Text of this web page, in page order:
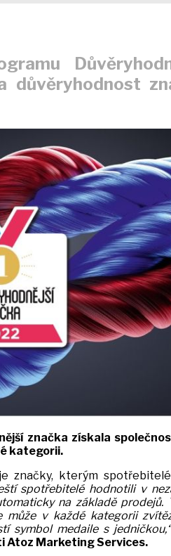
důvěryhodnost
značka získala
kategorii.
značky, kterým
spotřebitelé hodnotili v
na základě prodejů.
v každé kategorii
symbol medaile s jedničkou,“
Atoz Marketing Services.